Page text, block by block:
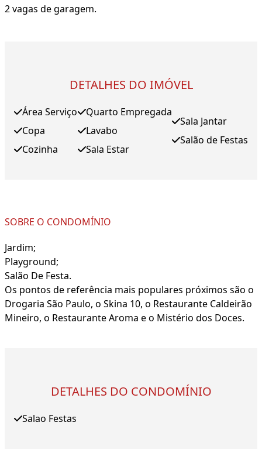
2 vagas de garagem.
DETALHES DO IMÓVEL
Área Serviço
Copa
Cozinha
Quarto Empregada
Lavabo
Sala Estar
Sala Jantar
Salão de Festas
SOBRE O CONDOMÍNIO
Jardim;
Playground;
Salão De Festa.
Os pontos de referência mais populares próximos são o
Drogaria São Paulo, o Skina 10, o Restaurante Caldeirão
Mineiro, o Restaurante Aroma e o Mistério dos Doces.
DETALHES DO CONDOMÍNIO
Salao Festas